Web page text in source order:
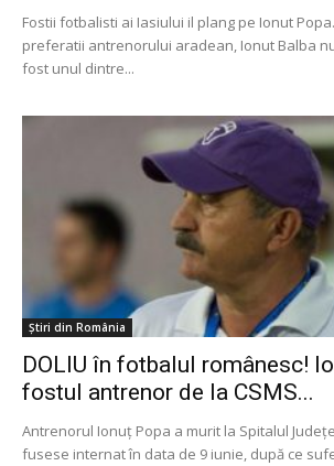
Fostii fotbalisti ai Iasiului il plang pe Ionut
preferatii antrenorului aradean, Ionut Balba
fost unul dintre...
Știri din România
DOLIU în fotbalul românesc!
fostul antrenor de la CSMS...
Antrenorul Ionuț Popa a murit la Spitalul
fusese internat în data de 9 iunie, după ce